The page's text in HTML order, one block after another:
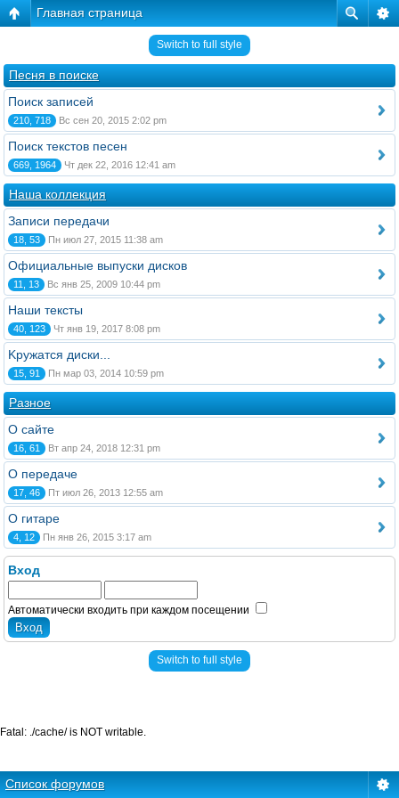
Главная страница
Switch to full style
Песня в поиске
Поиск записей
210, 718 Вс сен 20, 2015 2:02 pm
Поиск текстов песен
669, 1964 Чт дек 22, 2016 12:41 am
Наша коллекция
Записи передачи
18, 53 Пн июл 27, 2015 11:38 am
Официальные выпуски дисков
11, 13 Вс янв 25, 2009 10:44 pm
Наши тексты
40, 123 Чт янв 19, 2017 8:08 pm
Kружатся диски...
15, 91 Пн мар 03, 2014 10:59 pm
Разное
О сайте
16, 61 Вт апр 24, 2018 12:31 pm
О передаче
17, 46 Пт июл 26, 2013 12:55 am
О гитаре
4, 12 Пн янв 26, 2015 3:17 am
Вход
Автоматически входить при каждом посещении
Switch to full style
Список форумов
Fatal: ./cache/ is NOT writable.